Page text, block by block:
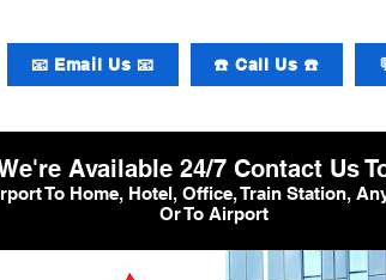
📧 Email Us 📧 ☎️ Call Us ☎️
Available 24/7 Contact Us
To Home, Hotel, Office, Train Station,
Or To Airport